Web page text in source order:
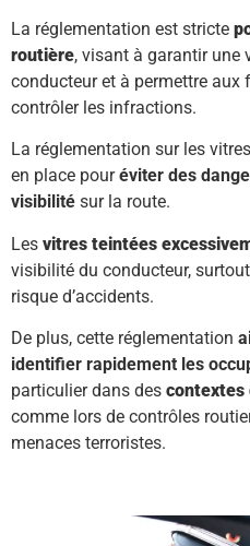
La réglementation est stricte
routière, visant à garantir une
conducteur et à permettre aux
contrôler les infractions.
La réglementation sur les
en place pouréviter des
visibilité sur la route.
Les vitres teintées
visibilité du conducteur,
risque d’accidents.
De plus, cette réglementation
identifier rapidement les
particulier dans des contextes
comme lors de contrôles
menaces terroristes.